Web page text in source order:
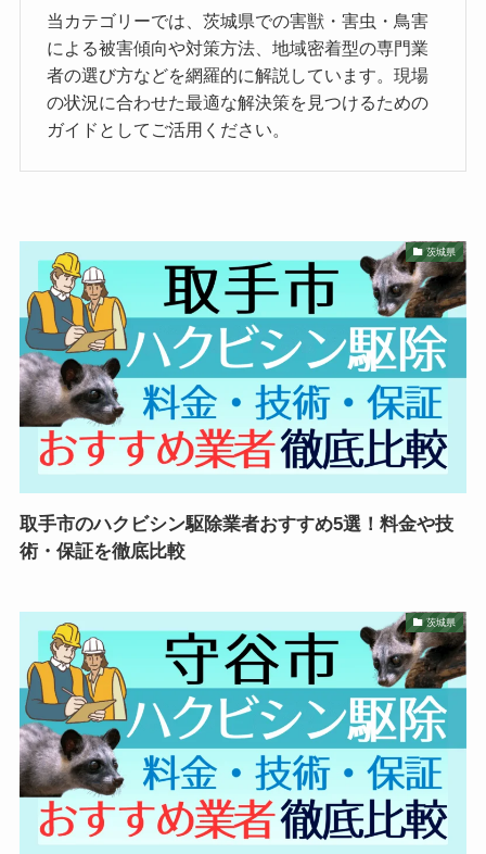
当カテゴリーでは、茨城県での害獣・害虫・鳥害
による被害傾向や対策方法、地域密着型の専門業
者の選び方などを網羅的に解説しています。現場
の状況に合わせた最適な解決策を見つけるための
ガイドとしてご活用ください。
茨城県
取手市のハクビシン駆除業者おすすめ5選！料金や技
術・保証を徹底比較
茨城県